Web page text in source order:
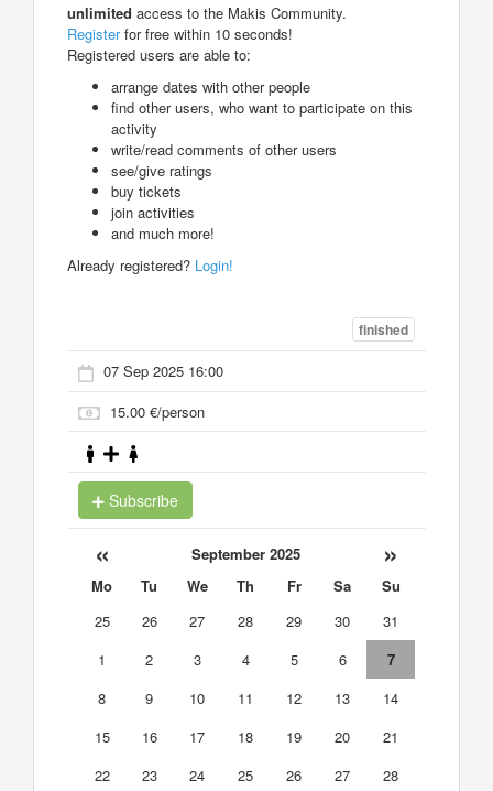
unlimited access to the Makis Community.
Registerfor free within 10 seconds!
Registered users are able to:
arrange dates with other people
find other users, who want to participate on this
activity
write/read comments of other users
see/give ratings
buy tickets
join activities
and much more!
Already registered? Login!
finished
07 Sep 2025 16:00
15.00 €/person
Subscribe
« September 2025 »
Mo Tu We Th Fr Sa
Su
25
26 27 28 29 30
31
1
2 3 4 5 6
7
8
9 10 11 12 13
14
15
16 17 18 19 20
21
22
23 24 25 26 27
28